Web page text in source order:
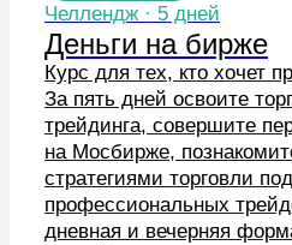
трейдинга, совершите первые
на Мосбирже, познакомитесь с
стратегиями торговли под
профессиональных
дневная и вечерняя форма
Сергей Алексеев, Артем
Ирина Шарманова, Антон